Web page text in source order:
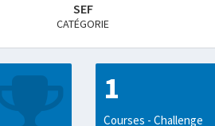
SEF
CATÉGORIE
1
Courses - Challenge